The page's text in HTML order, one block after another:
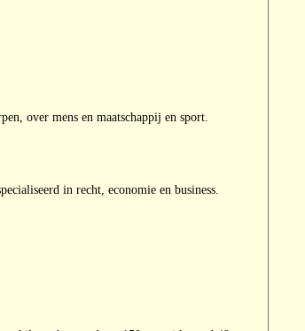
over mens en maatschappij en sport.
in recht, economie en business.